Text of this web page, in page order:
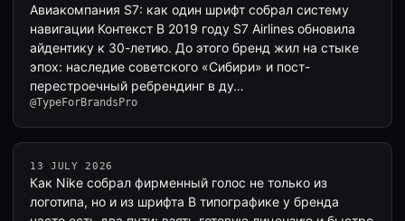
Авиакомпания S7: как один шрифт собрал систему
навигации Контекст В 2019 году S7 Airlines обновила
айдентику к 30-летию. До этого бренд жил на стыке
эпох: наследие советского «Сибири» и пост-
перестроечный ребрендинг в ду…
@TypeForBrandsPro
13 JULY 2026
Как Nike собрал фирменный голос не только из
логотипа, но и из шрифта В типографике у бренда